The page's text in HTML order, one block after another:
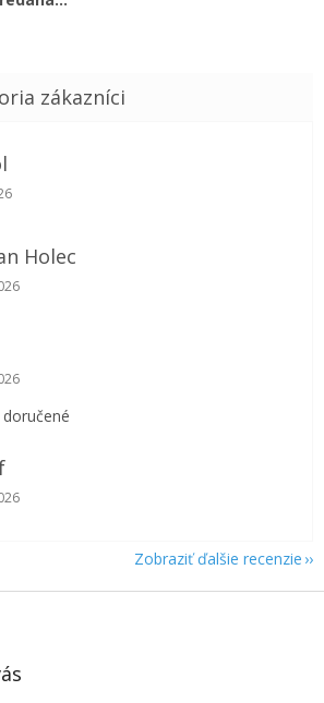
obchodu je 5 z 5 hviezdičiek.
Holec
obchodu je 5 z 5 hviezdičiek.
obchodu je 5 z 5 hviezdičiek.
obchodu je 5 z 5 hviezdičiek.
Zobraziť ďalšie recenzie